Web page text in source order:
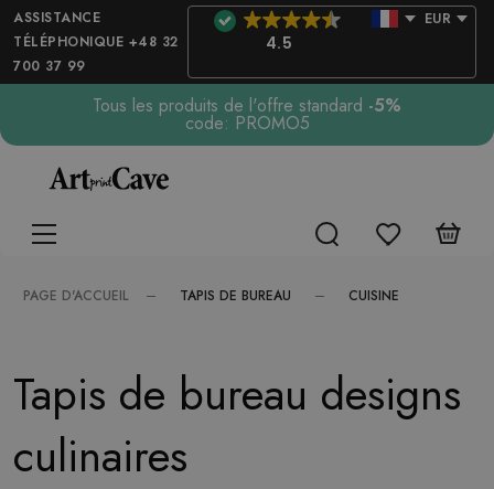
ASSISTANCE
TÉLÉPHONIQUE +48 32
700 37 99
4.5
EUR
Tous les produits de l'offre standard -5%
code: PROMO5
PAGE D'ACCUEIL TAPIS DE BUREAU CUISINE
Tapis de bureau designs
culinaires